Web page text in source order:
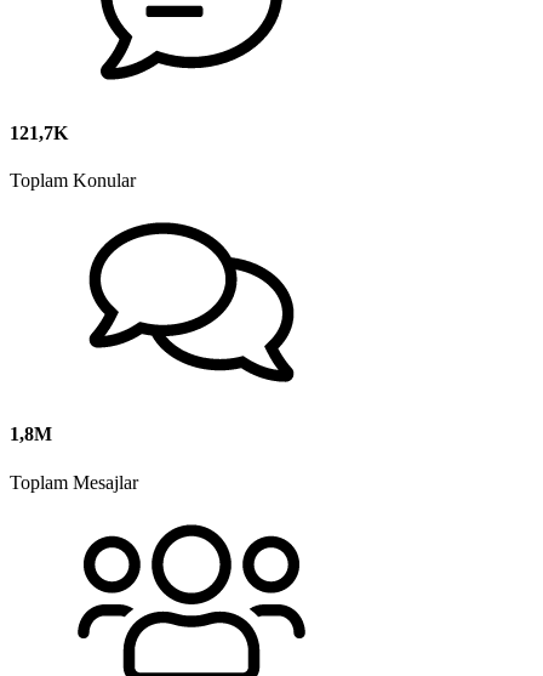
121,7K
Toplam Konular
1,8M
Toplam Mesajlar